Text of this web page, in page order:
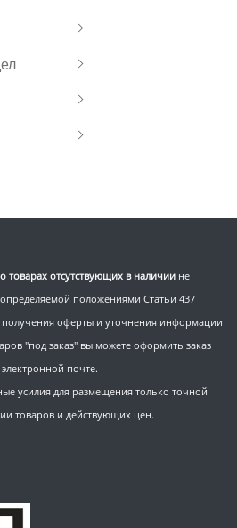
о товарах отсутствующих в наличии не
положениями Статьи 437
получения оферты и уточнения информации
"под заказ" вы можете оформить заказ
почте.
усилия для размещения только точной
товаров и действующих цен.